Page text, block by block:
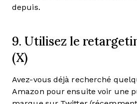
depuis.
9. Utilisez le
(X)
Avez-vous déjà recherché
Amazon pour ensuite voir une